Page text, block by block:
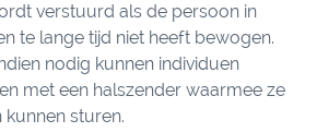
verstuurd als de persoon in
te lange tijd niet heeft bewogen.
nodig kunnen individuen
met een halszender waarmee ze
sturen.